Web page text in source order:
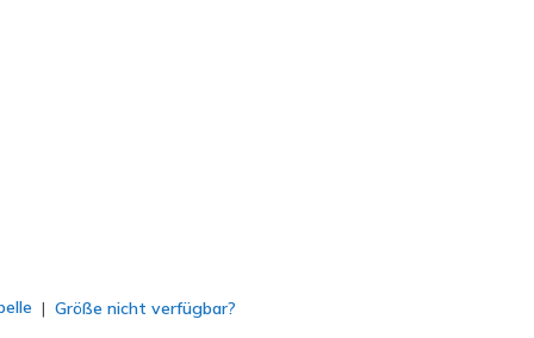
Größe nicht verfügbar?